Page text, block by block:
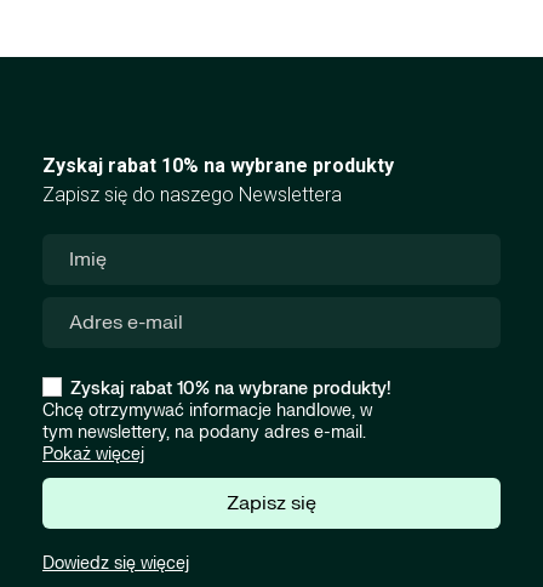
Zyskaj rabat 10% na wybrane produkty
Zapisz się do naszego Newslettera
Zyskaj rabat 10% na wybrane produkty!
Chcę otrzymywać informacje handlowe, w
tym newslettery, na podany adres e-mail.
Pokaż więcej
Zapisz się
Dowiedz się więcej